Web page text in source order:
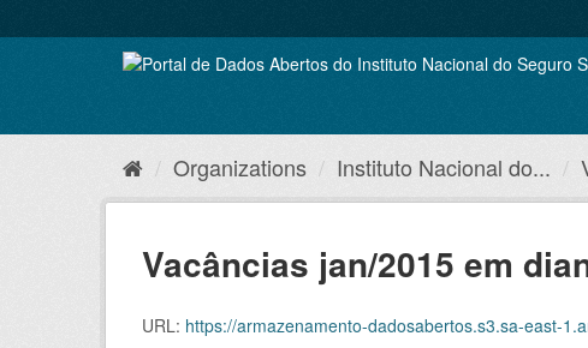
to
Organizations Instituto Nacional do...
Vacâncias jan/2015 em
URL: https://armazenamento-dadosabertos.s3.sa-east-